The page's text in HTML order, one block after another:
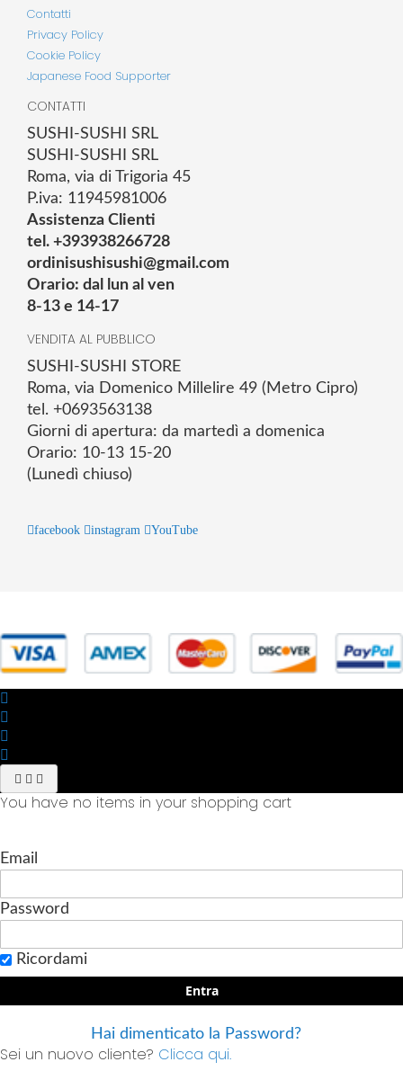
Contatti
Privacy Policy
Cookie Policy
Japanese Food Supporter
CONTATTI
SUSHI-SUSHI SRL
SUSHI-SUSHI SRL
Roma, via di Trigoria 45
P.iva: 11945981006
Assistenza Clienti
tel. +393938266728
ordinisushisushi@gmail.com
Orario: dal lun al ven
8-13 e 14-17
VENDITA AL PUBBLICO
SUSHI-SUSHI STORE
Roma, via Domenico Millelire 49 (Metro Cipro)
tel. +0693563138
Giorni di apertura: da martedì a domenica
Orario: 10-13 15-20
(Lunedì chiuso)
facebook instagram YouTube
You have no items in your shopping cart
Email
Password
Ricordami
Entra
Hai dimenticato la Password?
Sei un nuovo cliente? Clicca qui.